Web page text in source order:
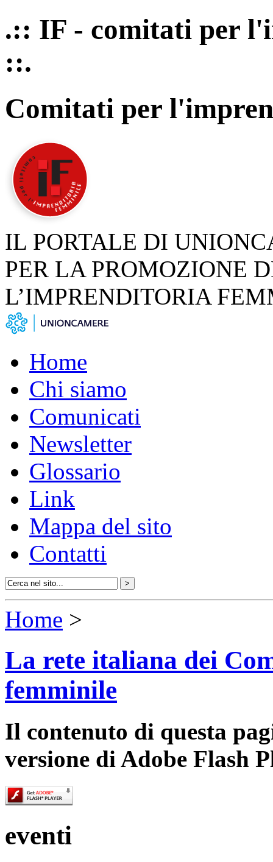
.:: IF - comitati per
::.
Comitati per
IL PORTALE DI
PER LA PROMOZIONE
L’IMPRENDITORIA
Home
Chi siamo
Comunicati
Newsletter
Glossario
Link
Mappa del sito
Contatti
Home >
La rete italiana dei
femminile
Il contenuto di questa
versione di Adobe Flash
eventi